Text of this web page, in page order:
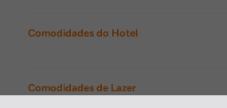
Comodidades do Hotel
Comodidades de Lazer